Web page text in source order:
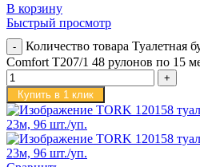
В корзину
Быстрый просмотр
Количество товара Туалетная
Comfort T207/1 48 рулонов по 15
Купить в 1 клик